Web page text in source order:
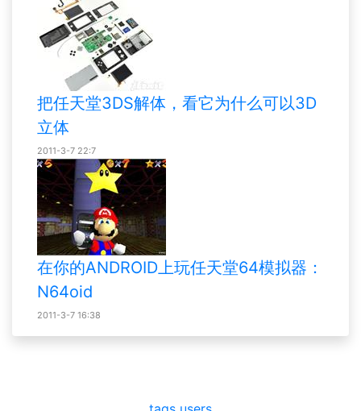
把任天堂3DS解体，看它为什么可以3D
立体
2011-3-7 22:7
在你的ANDROID上玩任天堂64模拟器：
N64oid
2011-3-7 16:38